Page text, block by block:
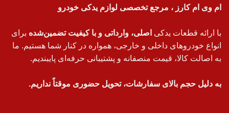
ام وی ام کارز ، مرجع تخصصی لوازم یدکی خودرو
با ارائه قطعات یدکی اصلی، وارداتی و با کیفیت تضمین‌شده برای
انواع خودروهای داخلی و خارجی، همواره در کنار شما هستیم. ما
به اصالت کالا، قیمت منصفانه و پشتیبانی حرفه‌ای پایبندیم.
به دلیل حجم بالای سفارشات، تحویل حضوری موقتاً نداریم.